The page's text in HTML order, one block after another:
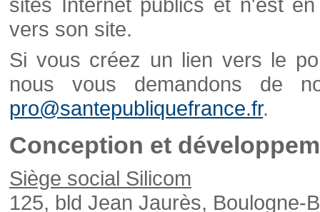
vers son site.
Si vous créez un lien vers le
nous vous demandons de
pro@santepubliquefrance.fr.
Conception et
Siège social Silicom
125, bld Jean Jaurès, Boulogne-